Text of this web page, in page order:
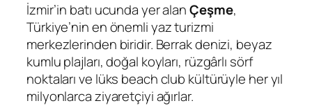
İzmir’in batı ucunda yer alanÇeşme,
Türkiye’nin en önemli yaz turizmi
merkezlerinden biridir. Berrak denizi, beyaz
kumlu plajları, doğal koyları, rüzgârlı sörf
noktaları ve lüks beach club kültürüyle her yıl
milyonlarca ziyaretçiyi ağırlar.